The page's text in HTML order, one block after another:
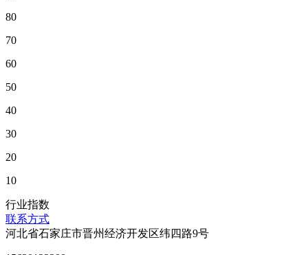
80
70
60
50
40
30
20
10
行业指数
联系方式
河北省石家庄市晋州经济开发区纬四路9号